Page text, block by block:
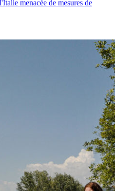
menacée de mesures de